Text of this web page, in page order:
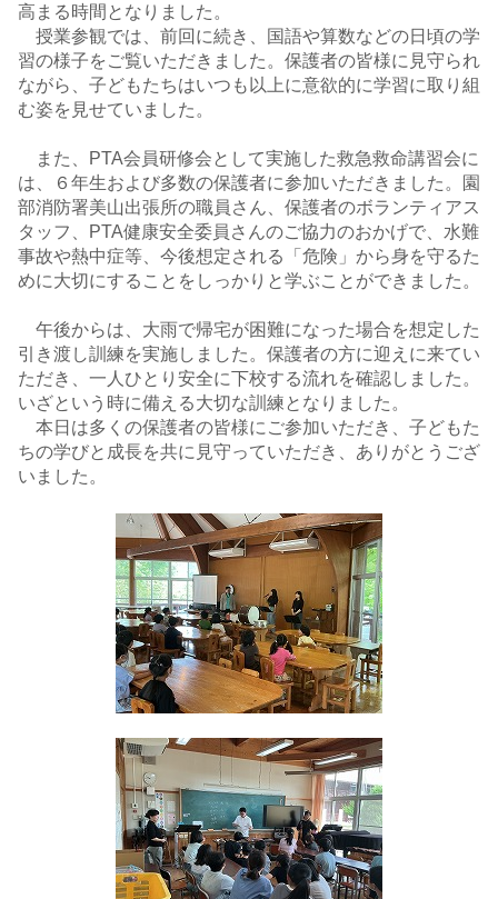
高まる時間となりました。
授業参観では、前回に続き、国語や算数などの日頃の学
習の様子をご覧いただきました。保護者の皆様に見守られ
ながら、子どもたちはいつも以上に意欲的に学習に取り組
む姿を見せていました。
また、PTA会員研修会として実施した救急救命講習会に
は、６年生および多数の保護者に参加いただきました。園
部消防署美山出張所の職員さん、保護者のボランティアス
タッフ、PTA健康安全委員さんのご協力のおかげで、水難
事故や熱中症等、今後想定される「危険」から身を守るた
めに大切にすることをしっかりと学ぶことができました。
午後からは、大雨で帰宅が困難になった場合を想定した
引き渡し訓練を実施しました。保護者の方に迎えに来てい
ただき、一人ひとり安全に下校する流れを確認しました。
いざという時に備える大切な訓練となりました。
本日は多くの保護者の皆様にご参加いただき、子どもた
ちの学びと成長を共に見守っていただき、ありがとうござ
いました。